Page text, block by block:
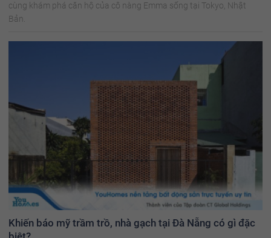
cùng khám phá căn hộ của cô nàng Emma sống tại Tokyo, Nhật
Bản.
Khiến báo mỹ trầm trồ, nhà gạch tại Đà Nẵng có gì đặc